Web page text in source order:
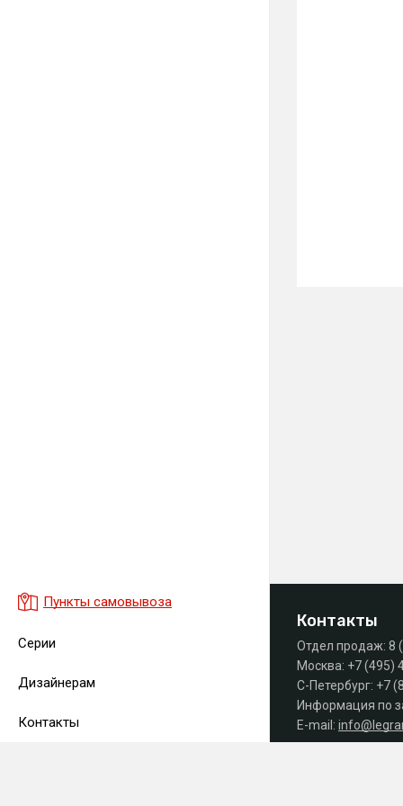
Пункты самовывоза
Серии
Дизайнерам
Контакты
Контакты
Отдел продаж: 8
Москва: +7 (495)
С-Петербург: +7
Информация по
E-mail: